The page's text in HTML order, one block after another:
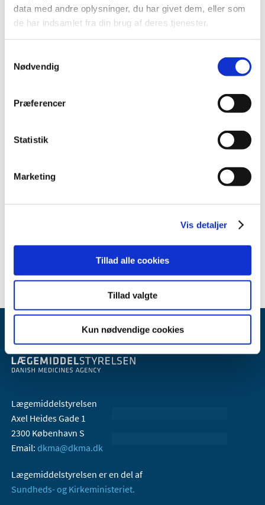
data med andre oplysninger, du har givet dem, eller som
de har indsamlet fra din brug af deres tjenester.
Nødvendig
Præferencer
Statistik
Marketing
Vis detaljer
Tillad alle cookies
Tillad valgte
Kun nødvendige cookies
2020 (13)
2019 (41)
2018 (46)
2016 (48)
2014 (44)
2012 (44)
2010 (7)
2008 (8)
Lægemiddelstyrelsen
Axel Heides Gade 1
2300 København S
Email: dkma@dkma.dk
Lægemiddelstyrelsen er en del af
Sundheds- og Kirkeministeriet.